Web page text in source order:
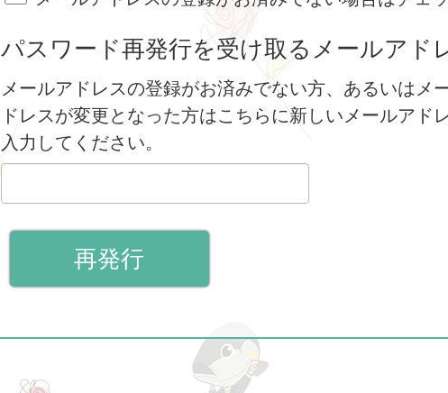
パスワード再発行を受け取るメールアド
メールアドレスの登録がお済みでない方、あるいはメ
ドレスが変更となった方はこちらに新しいメールアド
入力してください。